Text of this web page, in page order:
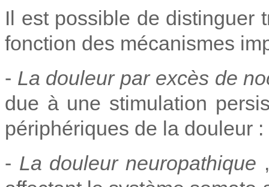
Il est possible de distinguer
fonction des mécanismes
- La douleur par excès de
due à une stimulation
périphériques de la douleur
- La douleur neuropathique